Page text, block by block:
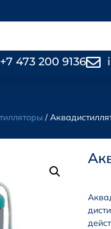
+7 473 200 9136
/